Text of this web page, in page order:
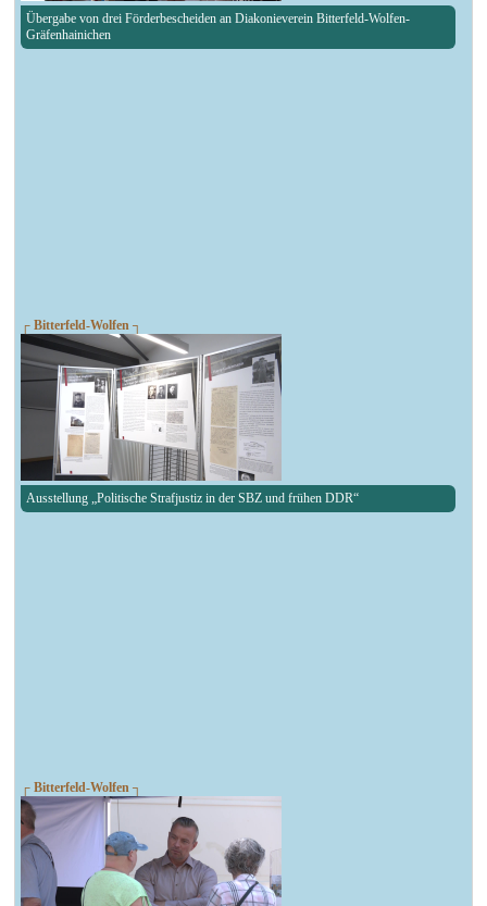
Übergabe von drei Förderbescheiden an Diakonieverein Bitterfeld-Wolfen-
Gräfenhainichen
┌ Bitterfeld-Wolfen ┐
Ausstellung „Politische Strafjustiz in der SBZ und frühen DDR“
┌ Bitterfeld-Wolfen ┐